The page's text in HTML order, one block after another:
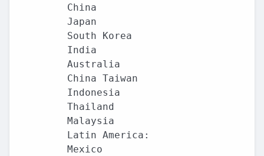
China
Japan
South Korea
India
Australia
China Taiwan
Indonesia
Thailand
Malaysia
Latin America:
Mexico